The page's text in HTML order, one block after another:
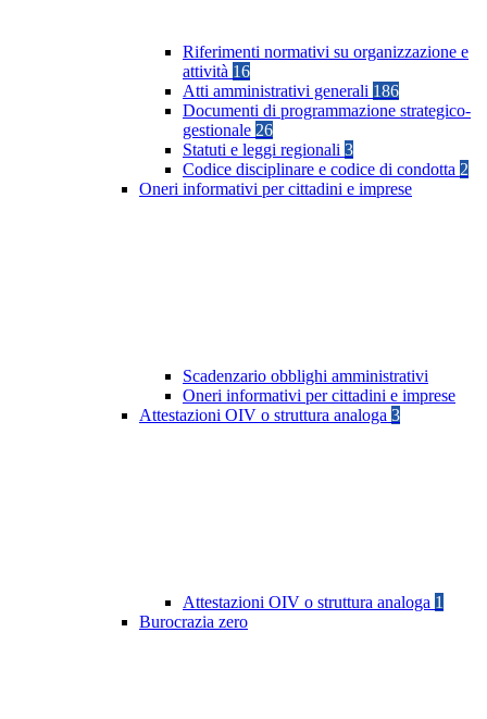
Riferimenti normativi su organizzazione e
attività 16
Atti amministrativi generali 186
Documenti di programmazione strategico-
gestionale 26
Statuti e leggi regionali 3
Codice disciplinare e codice di condotta 2
Oneri informativi per cittadini e imprese
Scadenzario obblighi amministrativi
Oneri informativi per cittadini e imprese
Attestazioni OIV o struttura analoga 3
Attestazioni OIV o struttura analoga 1
Burocrazia zero